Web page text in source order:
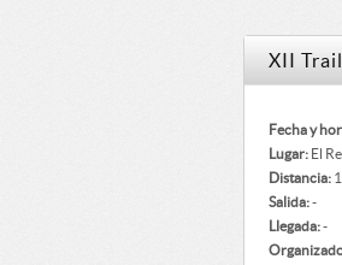
XII
Fecha y
Lugar: El
Distancia:
Salida:-
Llegada:-